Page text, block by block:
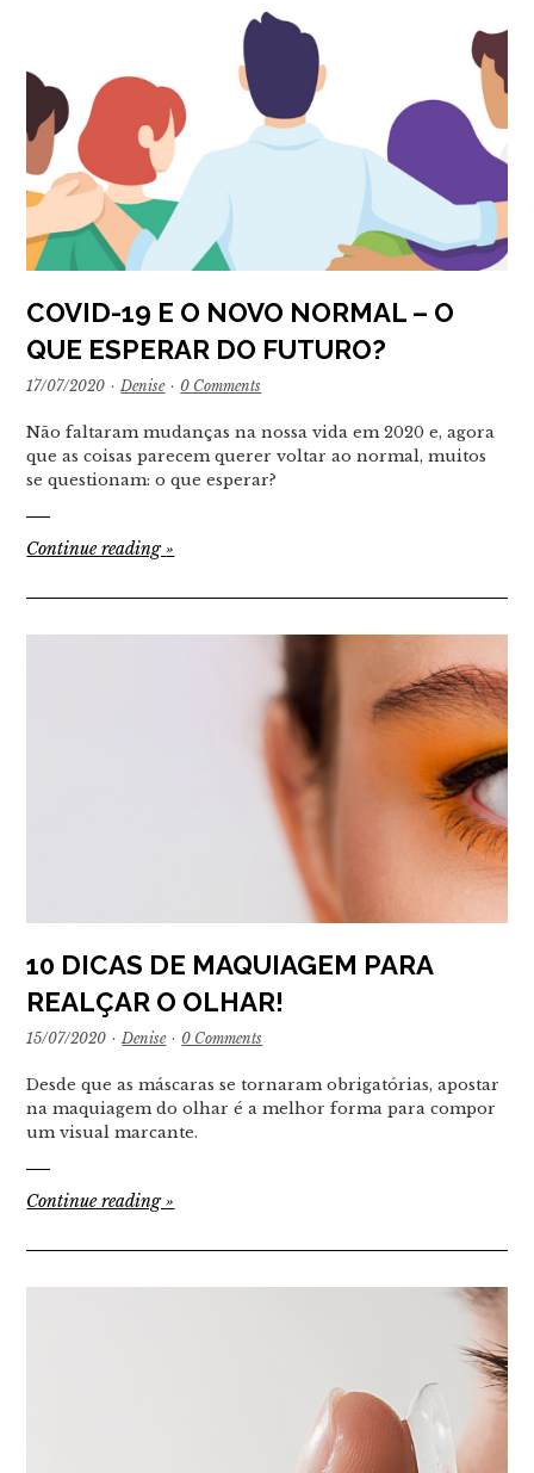
COVID-19 E O NOVO NORMAL – O
QUE ESPERAR DO FUTURO?
17/07/2020 · Denise · 0 Comments
Não faltaram mudanças na nossa vida em 2020 e, agora
que as coisas parecem querer voltar ao normal, muitos
se questionam: o que esperar?
Continue reading»
10 DICAS DE MAQUIAGEM PARA
REALÇAR O OLHAR!
15/07/2020 · Denise · 0 Comments
Desde que as máscaras se tornaram obrigatórias, apostar
na maquiagem do olhar é a melhor forma para compor
um visual marcante.
Continue reading»